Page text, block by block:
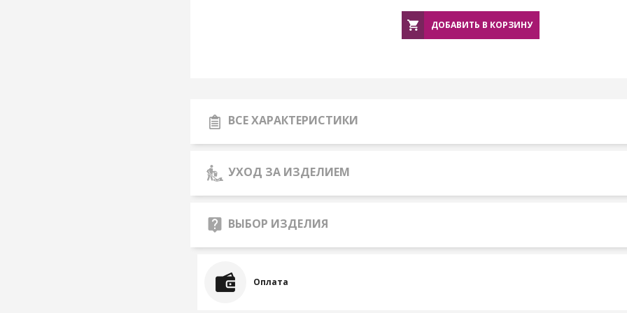
ДОБАВИТЬ В КОРЗИНУ
ВСЕ ХАРАКТЕРИСТИКИ
УХОД ЗА ИЗДЕЛИЕМ
ВЫБОР ИЗДЕЛИЯ
Оплата